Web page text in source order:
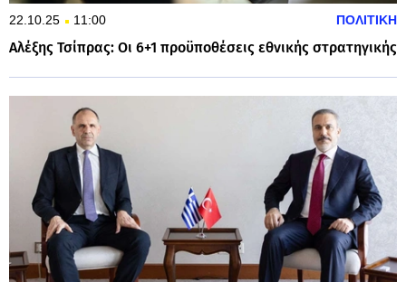
22.10.25 11:00 ΠΟΛΙΤΙΚΗ
Αλέξης Τσίπρας: Οι 6+1 προϋποθέσεις εθνικής στρατηγικής